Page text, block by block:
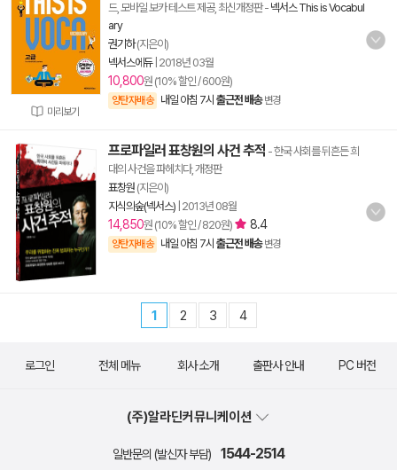
미리보기
드, 모바일 보카 테스트 제공, 최신개정판- 넥서스 This is Vocabul
ary
권기하(지은이)
넥서스에듀| 2018년 03월
10,800원 (10% 할인 / 600원)
양탄자배송 내일 아침 7시 출근전 배송 변경
프로파일러 표창원의 사건 추적 - 한국 사회를 뒤흔든 희
대의 사건을 파헤치다, 개정판
표창원 (지은이)
지식의숲(넥서스) 2013년 08월
14,850원 (10% 할인 / 820원) 8.4
양탄자배송 내일 아침 7시 출근전 배송 변경
1 2 3 4
로그인 전체 메뉴 회사 소개 출판사 안내 PC 버전
(주)알라딘커뮤니케이션
일반문의 (발신자 부담) 1544-2514